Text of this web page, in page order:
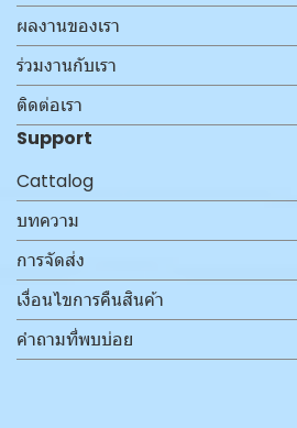
ผลงานของเรา
ร่วมงานกับเรา
ติดต่อเรา
Support
Cattalog
บทความ
การจัดส่ง
เงื่อนไขการคืนสินค้า
คำถามที่พบบ่อย